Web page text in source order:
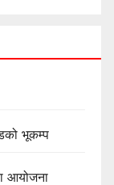
भूकम्प
आयोजना